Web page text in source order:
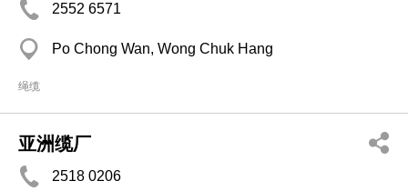
2552 6571
Po Chong Wan, Wong Chuk Hang
绳缆
亚洲缆厂
2518 0206